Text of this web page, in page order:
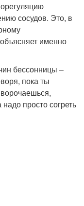
сосудов. Это, в
именно
бессонницы –
пока ты
просто согреть